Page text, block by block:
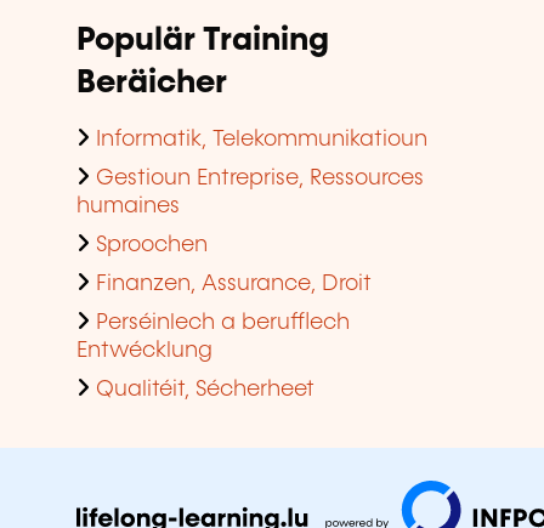
Populär Training
Beräicher
Informatik, Telekommunikatioun
Gestioun Entreprise, Ressources
humaines
Sproochen
Finanzen, Assurance, Droit
Perséinlech a berufflech
Entwécklung
Qualitéit, Sécherheet